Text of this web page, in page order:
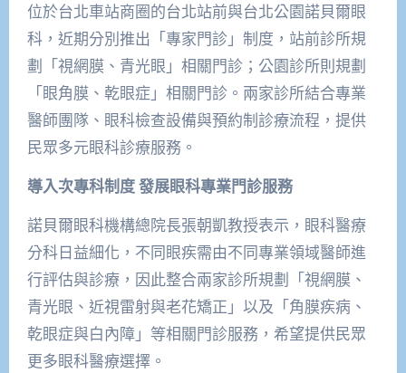
位於台北車站商圈的台北站前與台北公園諾貝爾眼
科，近期分別推出「專家門診」制度，站前診所規
劃「視網膜、青光眼」相關門診；公園診所則規劃
「眼角膜、乾眼症」相關門診。兩家診所結合專業
醫師團隊、眼科檢查設備與預約制診療流程，提供
民眾多元眼科診療服務。
導入次專科制度 發展眼科專業門診服務
諾貝爾眼科機構總院長張朝凱教授表示，眼科醫療
分科日益細化，不同眼疾需由不同專業領域醫師進
行評估與診療，因此整合兩家診所規劃「視網膜、
青光眼、近視雷射與老花矯正」以及「角膜疾病、
乾眼症與白內障」等相關門診服務，希望提供民眾
更多眼科醫療選擇。